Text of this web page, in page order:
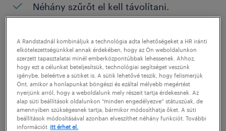
Néhány szűrőt el kell távolítani.
Próbálja meg kibővíteni a keresés
helyszínét.
Adjon meg más pozíció nevet, vagy
kulcsszót, és ellenőrizze, hogy helyesen
írta-e le.
A Randstadnál kombináljuk a technológia adta lehetőségeket a HR iránti
elkötelezettségünkkel annak érdekében, hogy az Ön weboldalunkon
szerzett tapasztalatai minél emberközpontúbbak lehessenek. Ahhoz,
hogy ezt a célunkat beteljesítsük, technológiai segítséget veszünk
igénybe, beleértve a sütiket is. A sütik lehetővé teszik, hogy felismerjük
Önt, amikor a honlapunkat böngészi és ezáltal mélyebb megértést
nyerjünk arról, hogy a weboldalunk mely részeit tartja érdekesnek. Az
alap süti beállítások oldalunkon “minden engedélyezve” státuszúak, de
amennyiben szükségesnek tartja, bármikor módosíthatja őket. A süti
beállítások módosításával azonban elveszíthet néhány funkciót. További
információt itt érhet el.